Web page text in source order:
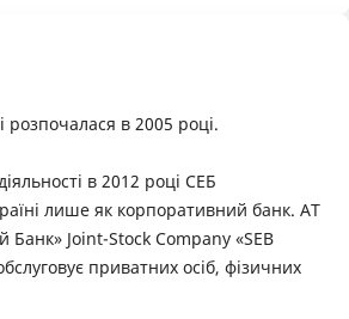
розпочалася в 2005 році.
в 2012 році СЕБ
лише як корпоративний банк. АТ
Joint-Stock Company «SEB
приватних осіб, фізичних